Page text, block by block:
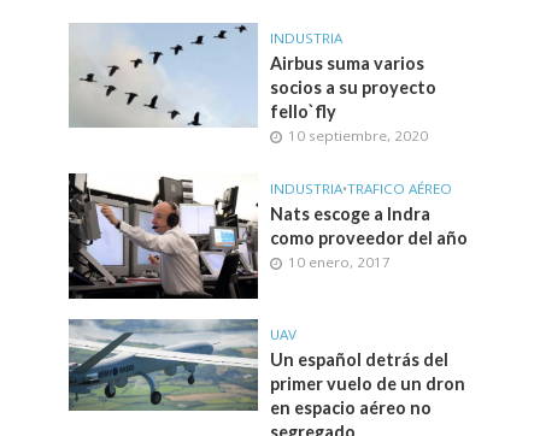
INDUSTRIA
Airbus suma varios
socios a su proyecto
fello`fly
10 septiembre, 2020
INDUSTRIA•TRAFICO AÉREO
Nats escoge a Indra
como proveedor del año
10 enero, 2017
UAV
Un español detrás del
primer vuelo de un dron
en espacio aéreo no